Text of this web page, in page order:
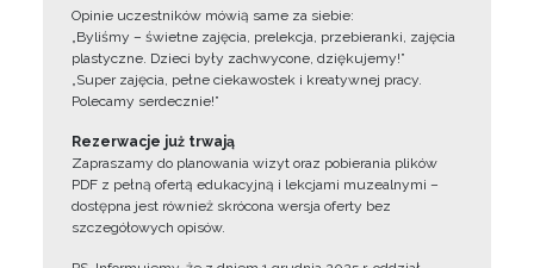
Opinie uczestników mówią same za siebie:
„Byliśmy – świetne zajęcia, prelekcja, przebieranki, zajęcia
plastyczne. Dzieci były zachwycone, dziękujemy!”
„Super zajęcia, pełne ciekawostek i kreatywnej pracy.
Polecamy serdecznie!”
Rezerwacje już trwają
Zapraszamy do planowania wizyt oraz pobierania plików
PDF z pełną ofertą edukacyjną i lekcjami muzealnymi –
dostępna jest również skrócona wersja oferty bez
szczegółowych opisów.